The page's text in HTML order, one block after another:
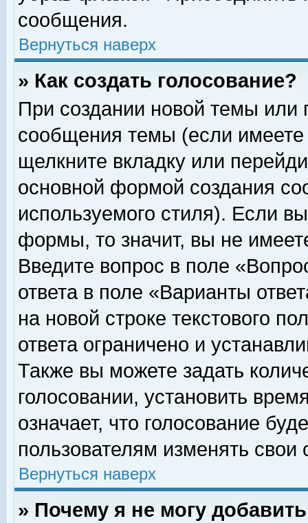
сообщения.
Вернуться наверх
» Как создать голосование?
При создании новой темы или
сообщения темы (если
щелкните вкладку или
основной формой создания
используемого стиля). Если
формы, то значит, вы не
Введите вопрос в поле
ответа в поле «Варианты
на новой строке текстового
ответа ограничено и
Также вы можете задать
голосовании, установить
означает, что голосование
пользователям изменять свои
Вернуться наверх
» Почему я не могу